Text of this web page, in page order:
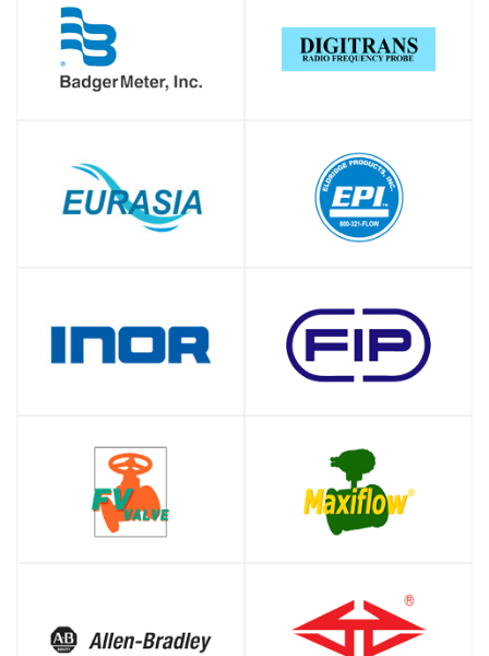
SHOP SHOP
SHOP SHOP
SHOP SHOP
SHOP SHOP
SHOP SHOP